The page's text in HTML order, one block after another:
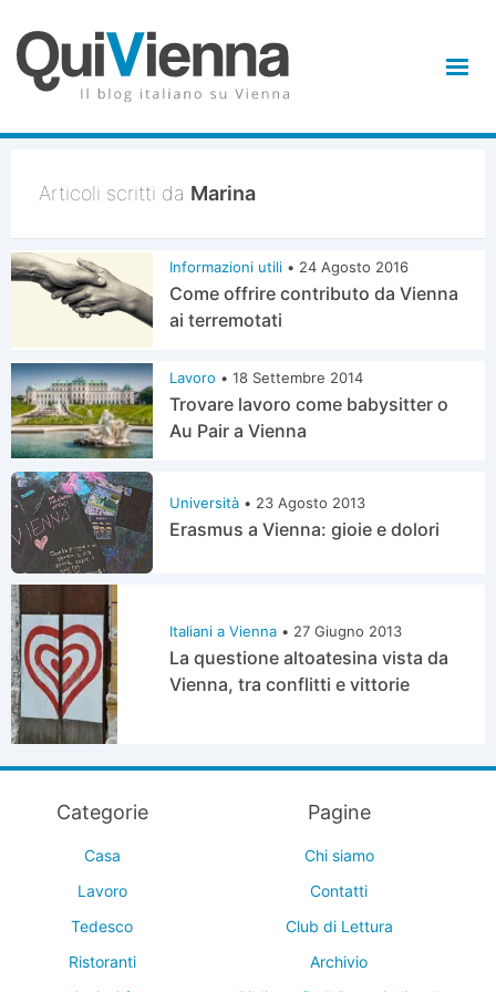
Articoli scritti da Marina
Informazioni utili • 24 Agosto 2016
Come offrire contributo da Vienna
ai terremotati
Lavoro • 18 Settembre 2014
Trovare lavoro come babysitter o
Au Pair a Vienna
Università • 23 Agosto 2013
Erasmus a Vienna: gioie e dolori
Italiani a Vienna • 27 Giugno 2013
La questione altoatesina vista da
Vienna, tra conflitti e vittorie
Categorie
Casa
Lavoro
Tedesco
Ristoranti
Pagine
Chi siamo
Contatti
Club di Lettura
Archivio